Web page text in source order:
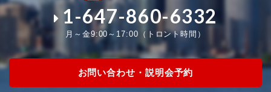
1-647-860-6332
月～金9:00～17:00（トロント時間）
お問い合わせ・説明会予約